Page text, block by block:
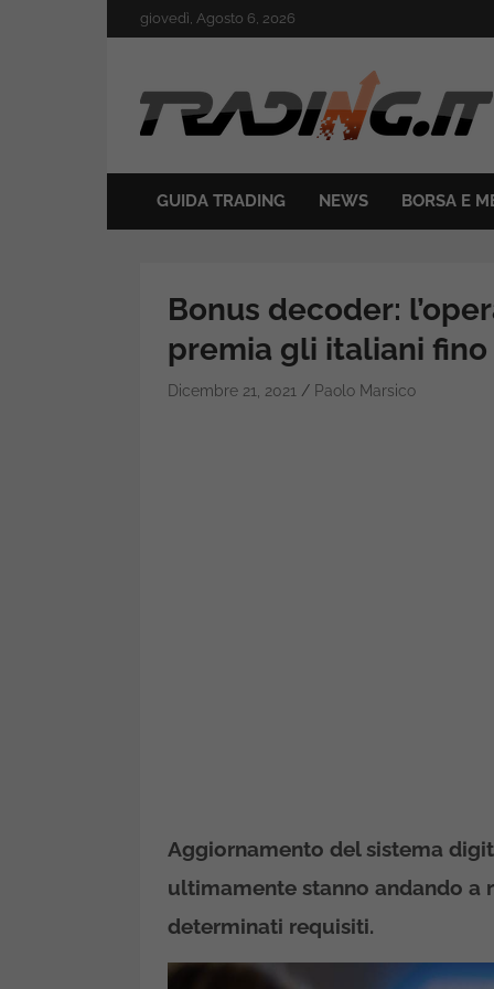
to
giovedì, Agosto 6, 2026
Trading.it
GUIDA TRADING NEWS BORSA E
Bonus decoder:
premia gli italiani fino
Dicembre 21, 2021 Paolo Marsico
Aggiornamento del sistema
ultimamente stanno andando
determinati requisiti.